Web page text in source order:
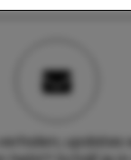
updates